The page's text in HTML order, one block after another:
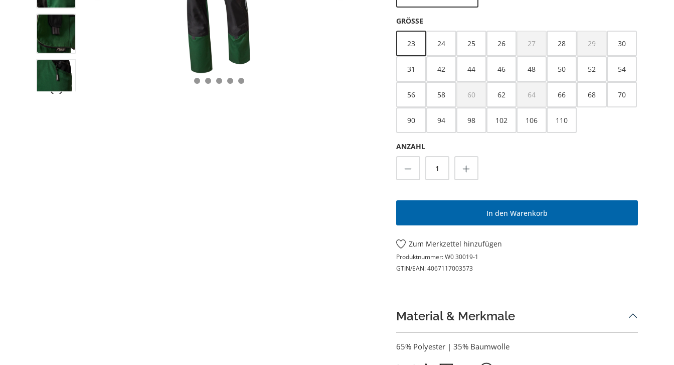
GRÖSSE AUSWÄHLEN
23 24 25 26 27
(Diese Option ist zurzeit nicht verfügbar.)
28 29
(Diese Option ist zurzeit
30
31 42 44 46 48 50 52 54
56 58 60
(Diese Option ist zurzeit nicht verfügbar.)
62 64
(Diese Option ist zurzeit nicht verfügbar.)
66 68 70
90 94 98 102 106 110
ANZAHL
Produkt Anzahl: Gib den gewünschten Wert ein
In den Warenkorb
Zum Merkzettel hinzufügen
Produktnummer:W0 30019-1
GTIN/EAN:4067117003573
Material & Merkmale
65% Polyester | 35% Baumwolle